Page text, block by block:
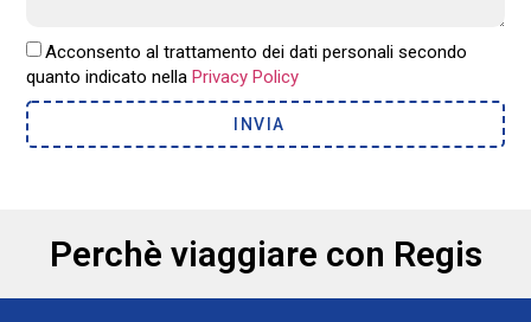
Acconsento al trattamento dei dati personali secondo
quanto indicato nellaPrivacy Policy
INVIA
Perchè viaggiare con Regis